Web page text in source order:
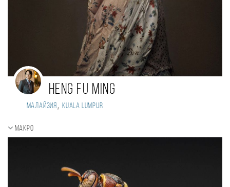
HENG FU MING
Малайзия , Kuala Lumpur
Макро